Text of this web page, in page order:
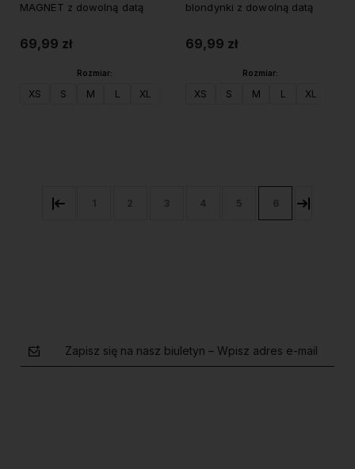
MAGNET z dowolną datą
69,99 zł
Rozmiar:
XS S M L XL
blondynki z dowolną datą
69,99 zł
Rozmiar:
XS S M L XL
1 2 3 4 5 6
Zapisz się na nasz biuletyn – Wpisz adres e-mail